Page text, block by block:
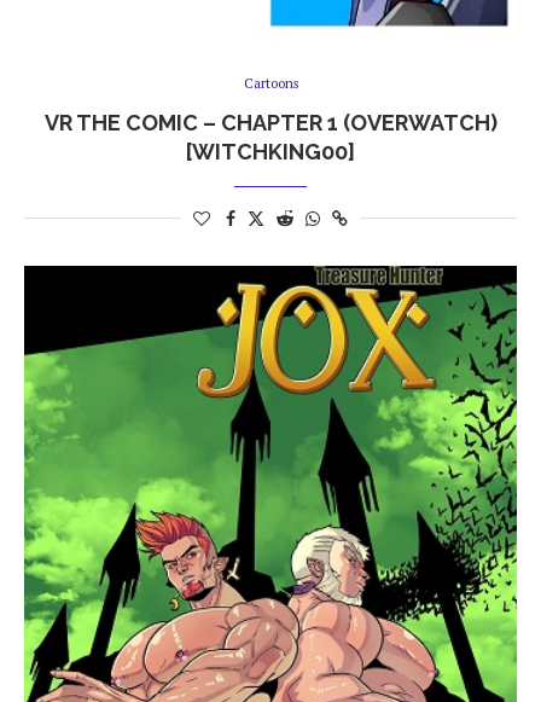
Cartoons
VR THE COMIC – CHAPTER 1 (OVERWATCH)
[WITCHKING00]